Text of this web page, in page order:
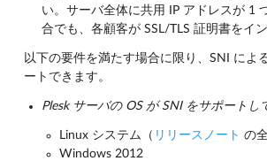
い。サーバ全体に共用 IP アドレスが 1
合でも、各顧客が SSL/TLS 証明書をイ
以下の要件を満たす場合に限り、SNI によ
ートできます。
Plesk サーバの OS が SNI をサポートし
Linux システム（ リリースノート の
Windows 2012